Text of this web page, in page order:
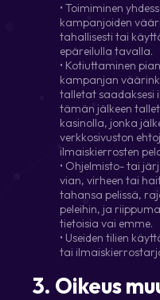
• Toimiminen
kampanjoiden
tahallisesti tai
epäreilulla tavalla.
• Kotiuttaminen
kampanjan
talletat saadaksesi
tämän jälkeen
kasinolla, jonka
verkkosivuston
ilmaiskierrosten
• Ohjelmisto- tai
vian, virheen tai
tahansa pelissä,
peleihin, ja
tietoisia vai emme.
• Useiden tilien
tai
3. Oikeus